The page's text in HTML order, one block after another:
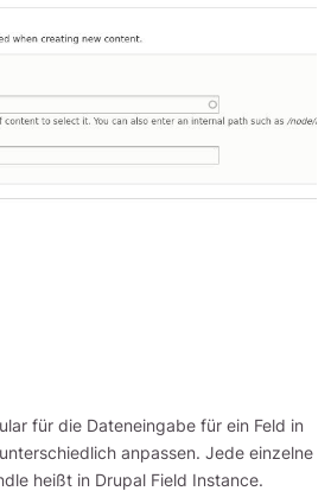
für die Dateneingabe für ein Feld in
anpassen. Jede einzelne
heißt in Drupal Field Instance.